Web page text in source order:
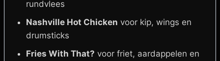
rundvlees
Nashville Hot Chicken voor kip, wings en
drumsticks
Fries With That? voor friet, aardappelen en